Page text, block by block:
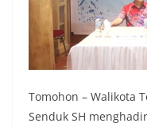
Tomohon – Walikota
Senduk SH